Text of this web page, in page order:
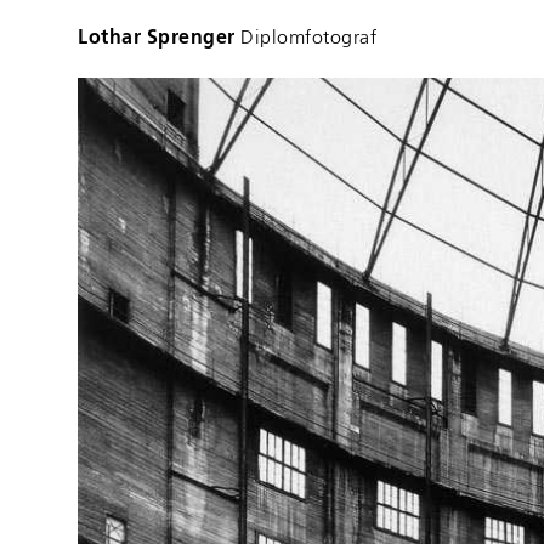
Lothar Sprenger Diplomfotograf